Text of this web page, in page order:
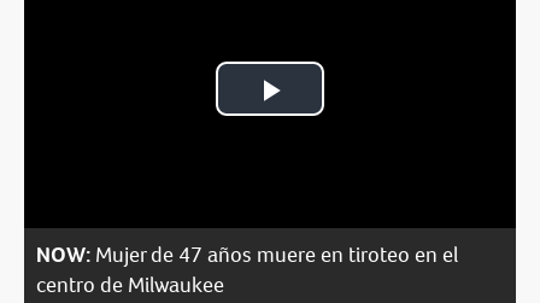
Play
NOW: Mujer de 47 años muere en tiroteo en el
centro de Milwaukee